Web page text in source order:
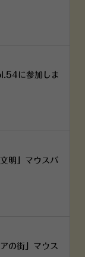
に参加しま
明」マウスパ
の街」マウス